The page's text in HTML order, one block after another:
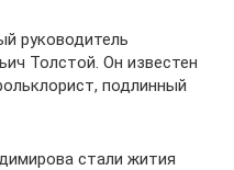
руководитель
Толстой. Он известен
подлинный
стали жития